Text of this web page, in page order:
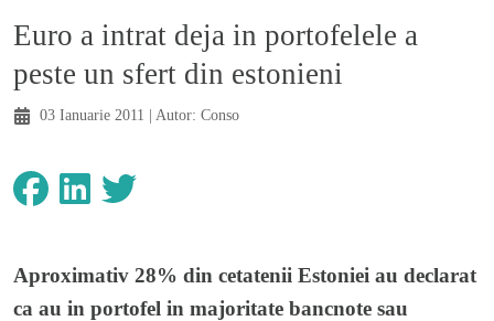
Euro a intrat deja in portofelele a
peste un sfert din estonieni
03 Ianuarie 2011 | Autor: Conso
Aproximativ 28% din cetatenii Estoniei au declarat
ca au in portofel in majoritate bancnote sau